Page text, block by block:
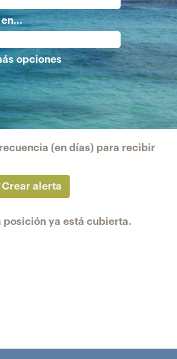
opciones
(en días) para recibir
Crear alerta
posición ya está cubierta.